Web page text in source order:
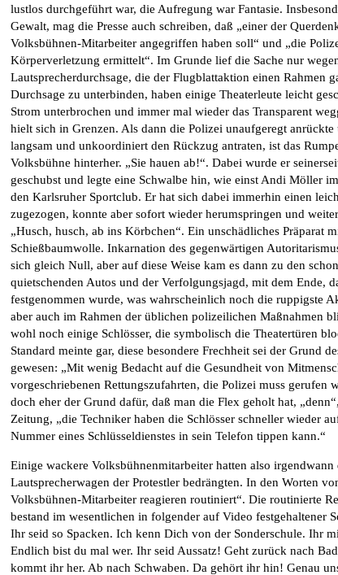
lustlos durchgeführt war, die Aufregung war Fantasie.
Gewalt, mag die Presse auch schreiben, daß „einer der
Volksbühnen-Mitarbeiter angegriffen haben soll“ und „die
Körperverletzung ermittelt“. Im Grunde lief die Sache nur
Lautsprecherdurchsage, die der Flugblattaktion einen Rahmen
Durchsage zu unterbinden, haben einige Theaterleute leicht
Strom unterbrochen und immer mal wieder das Transparent
hielt sich in Grenzen. Als dann die Polizei unaufgeregt anrückte
langsam und unkoordiniert den Rückzug antraten, ist das
Volksbühne hinterher. „Sie hauen ab!“. Dabei wurde er
geschubst und legte eine Schwalbe hin, wie einst Andi Möller
den Karlsruher Sportclub. Er hat sich dabei immerhin einen
zugezogen, konnte aber sofort wieder herumspringen und
„Husch, husch, ab ins Körbchen“. Ein unschädliches Präparat
Schießbaumwolle. Inkarnation des gegenwärtigen
sich gleich Null, aber auf diese Weise kam es dann zu den
quietschenden Autos und der Verfolgungsjagd, mit dem Ende,
festgenommen wurde, was wahrscheinlich noch die ruppigste
aber auch im Rahmen der üblichen polizeilichen Maßnahmen
wohl noch einige Schlösser, die symbolisch die Theatertüren
Standard meinte gar, diese besondere Frechheit sei der Grund
gewesen: „Mit wenig Bedacht auf die Gesundheit von
vorgeschriebenen Rettungszufahrten, die Polizei muss gerufen
doch eher der Grund dafür, daß man die Flex geholt hat,
Zeitung, „die Techniker haben die Schlösser schneller wieder
Nummer eines Schlüsseldienstes in sein Telefon tippen kann.“
Einige wackere Volksbühnenmitarbeiter hatten also irgendwann
Lautsprecherwagen der Protestler bedrängten. In den Worten
Volksbühnen-Mitarbeiter reagieren routiniert“. Die routinierte
bestand im wesentlichen in folgender auf Video festgehaltener
Ihr seid so Spacken. Ich kenn Dich von der Sonderschule. Ihr
Endlich bist du mal wer. Ihr seid Aussatz! Geht zurück nach
kommt ihr her. Ab nach Schwaben. Da gehört ihr hin! Genau